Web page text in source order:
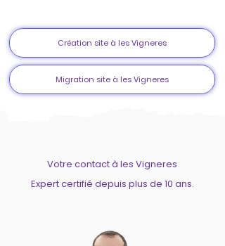
Création site à les Vigneres
Migration site à les Vigneres
Votre contact à les Vigneres
Expert certifié depuis plus de 10 ans.